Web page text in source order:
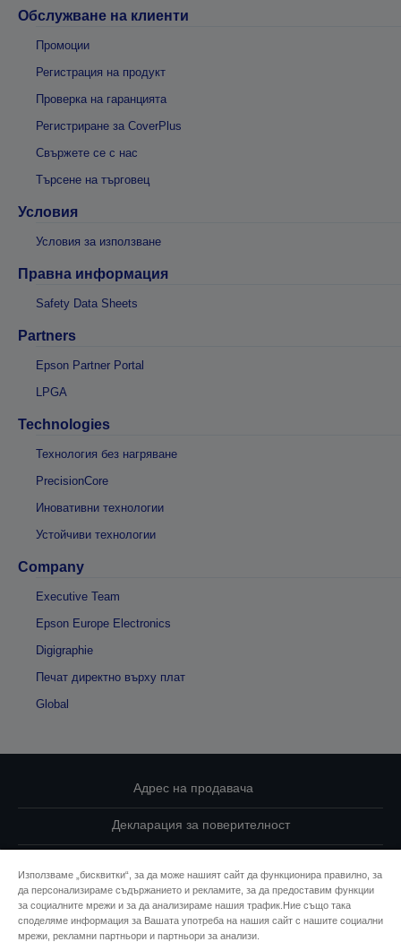
Обслужване на клиенти
Промоции
Регистрация на продукт
Проверка на гаранцията
Регистриране за CoverPlus
Свържете се с нас
Търсене на търговец
Условия
Условия за използване
Правна информация
Safety Data Sheets
Partners
Epson Partner Portal
LPGA
Technologies
Технология без нагряване
PrecisionCore
Иновативни технологии
Устойчиви технологии
Company
Executive Team
Epson Europe Electronics
Digigraphie
Печат директно върху плат
Global
Адрес на продавача
Декларация за поверителност
Свържете се с нас за Вашите данни
Информация за бисквитките
Използваме „бисквитки“, за да може нашият сайт да функционира правилно, за
да персонализираме съдържанието и рекламите, за да предоставим функции
за социалните мрежи и за да анализираме нашия трафик.Ние също така
споделяме информация за Вашата употреба на нашия сайт с нашите социални
мрежи, рекламни партньори и партньори за анализи.